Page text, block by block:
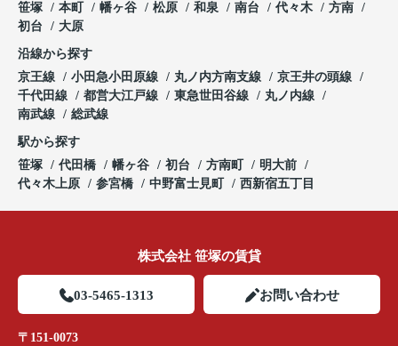
笹塚
本町 幡ヶ谷 松原 和泉 南台 代々木
方南
初台
大原
沿線から探す
京王線
小田急小田原線 丸ノ内方南支線
京王井の頭線
千代田線
都営大江戸線 東急世田谷線
丸ノ内線
南武線
総武線
駅から探す
笹塚
代田橋 幡ヶ谷 初台 方南町
明大前
代々木上原
参宮橋 中野富士見町 西新宿五丁目
株式会社 笹塚の賃貸
03-5465-1313 お問い合わせ
〒151-0073